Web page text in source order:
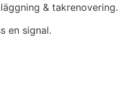
& takrenovering.
en signal.